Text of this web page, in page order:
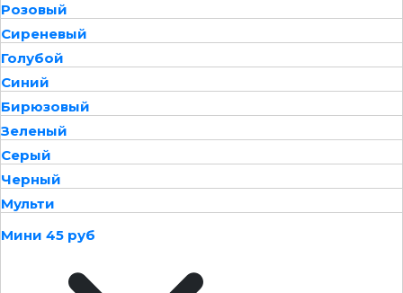
Розовый
Сиреневый
Голубой
Синий
Бирюзовый
Зеленый
Серый
Черный
Мульти
Мини 45 руб